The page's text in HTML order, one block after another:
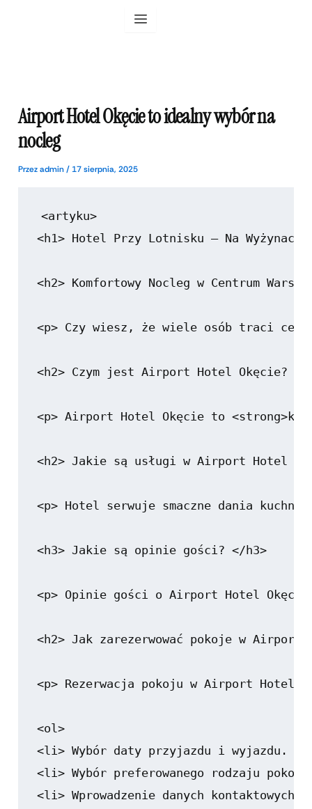
Airport Hotel Okęcie to idealny wybór na
nocleg
Przezadmin/ 17 sierpnia, 2025
<artyku>
<h1> Hotel Przy Lotnisku – Na Wyżynach
<h2> Komfortowy Nocleg w Centrum
<p> Czy wiesz, że wiele osób traci
<h2> Czym jest Airport Hotel Okęcie? </
<p> Airport Hotel Okęcie to
<h2> Jakie są usługi w Airport Hotel
<p> Hotel serwuje smaczne dania
<h3> Jakie są opinie gości? </h3>
<p> Opinie gości o Airport Hotel Okęcie
<h2> Jak zarezerwować pokoje w Airport
<p> Rezerwacja pokoju w Airport Hotel
<ol>
<li> Wybór daty przyjazdu i wyjazdu.
<li> Wybór preferowanego rodzaju
<li> Wprowadzenie danych